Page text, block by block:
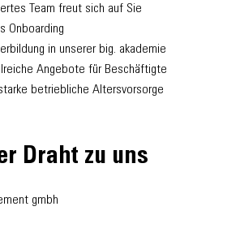
Team freut sich auf Sie
Onboarding
in unserer big. akademie
Angebote für Beschäftigte
betriebliche Altersvorsorge
Draht zu uns
gmbh